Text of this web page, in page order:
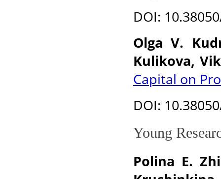
DOI:
Olga V.
Kulikova,
Capital on
DOI:
Young
Polina E.